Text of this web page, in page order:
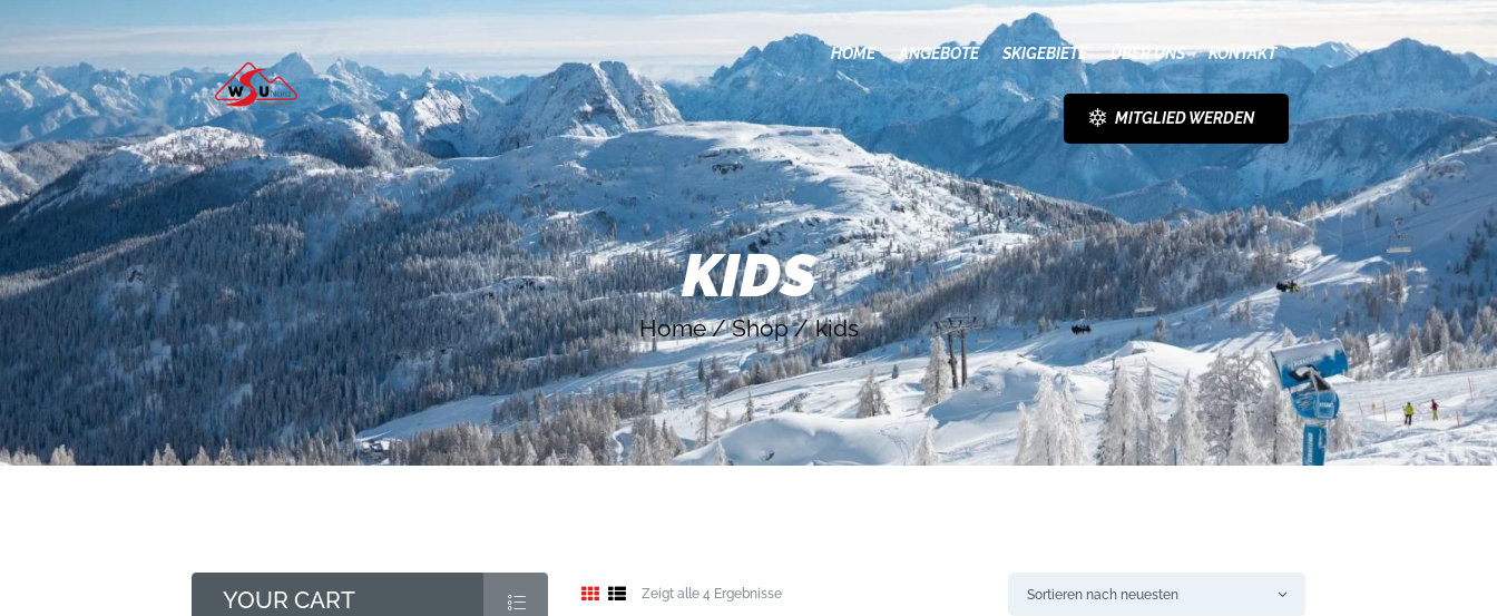
HOME ANGEBOTE SKIGEBIETE ÜBER UNS KONTAKT
MITGLIED WERDEN
KIDS
Home Shop kids
HOME
ANGEBOTE
SKIGEBIETE
ÜBER UNS
KONTAKT
Zeigt alle 4 Ergebnisse
YOUR CART